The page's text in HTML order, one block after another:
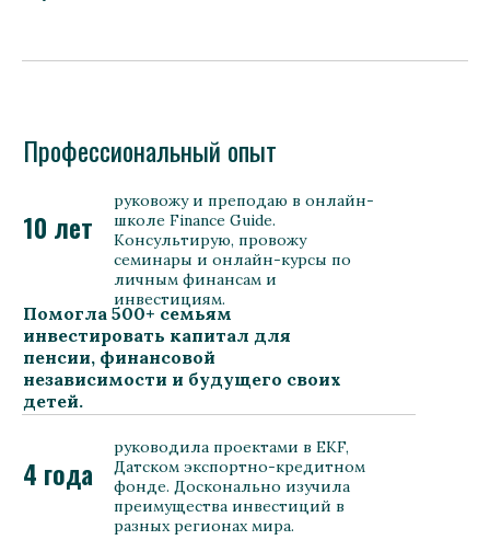
Профессиональный опыт
10 лет
руковожу и преподаю в онлайн-
школе Finance Guide.
Консультирую, провожу
семинары и онлайн-курсы по
личным финансам и
инвестициям.
Помогла 500+ семьям
инвестировать капитал для
пенсии, финансовой
независимости и будущего своих
детей.
4 года
руководила проектами в EKF,
Датском экспортно-кредитном
фонде. Досконально изучила
преимущества инвестиций в
разных регионах мира.